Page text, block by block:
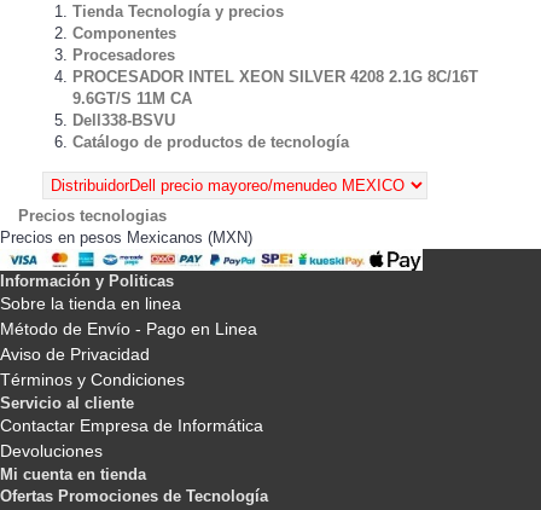
Tienda Tecnología y precios
Componentes
Procesadores
PROCESADOR INTEL XEON SILVER 4208 2.1G 8C/16T
9.6GT/S 11M CA
Dell338-BSVU
Catálogo de productos de tecnología
Precios tecnologias
Precios en pesos Mexicanos (MXN)
Información y Politicas
Sobre la tienda en linea
Método de Envío - Pago en Linea
Aviso de Privacidad
Términos y Condiciones
Servicio al cliente
Contactar Empresa de Informática
Devoluciones
Mi cuenta en tienda
Ofertas Promociones de Tecnología